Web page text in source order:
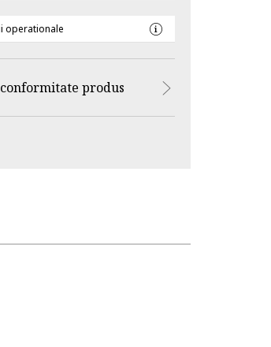
operationale
produs